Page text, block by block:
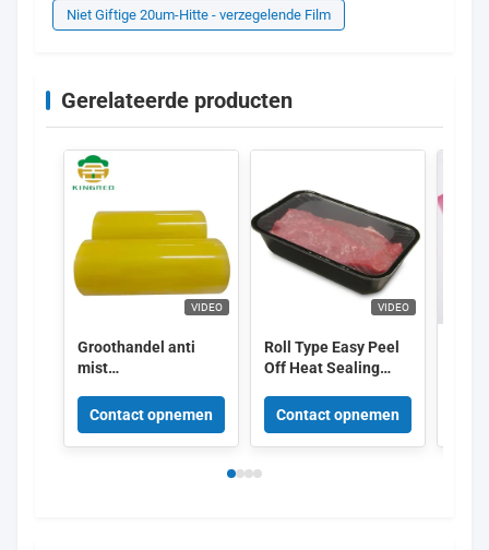
Niet Giftige 20um-Hitte - verzegelende Film
Gerelateerde producten
VIDEO
Groothandel anti
mist
doorzichtige kleur
PVC-film voor fruit
Contact opnemen
VIDEO
Roll Type Easy Peel
Off Heat Sealing
Anti-fog Film Voor
vers voedsel
Contact opnemen